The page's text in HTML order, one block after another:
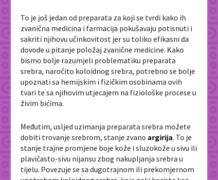
To je još jedan od preparata za koji se tvrdi kako ih
zvanična medicina i farmacija pokušavaju potisnuti i
sakriti njihovu učinkovitost jer su toliko efikasni da
dovode u pitanje položaj zvanične medicine. Kako
bismo bolje razumjeli problematiku preparata
srebra, naročito koloidnog srebra, potrebno se bolje
upoznati sa hemijskim i fizičkim osobinama ovih
tvari te sa njihovim utjecajem na fiziološke procese u
živim bićima.
Međutim, usljed uzimanja preparata srebra možete
dobiti trovanje srebrom, stanje zvano argirija. To je
stanje trajne promjene boje kože i sluzokože u sivu ili
plavičasto-sivu nijansu zbog nakupljanja srebra u
tijelu. Povezuje se sa dugotrajnom ili prekomjernom